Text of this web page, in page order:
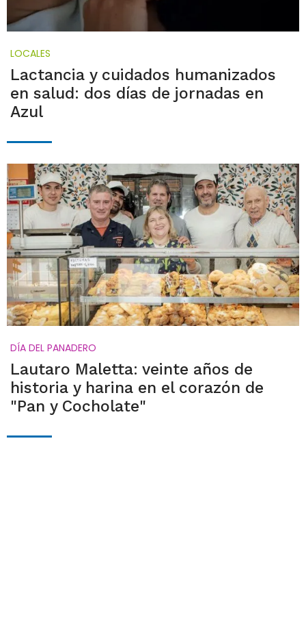
LOCALES
Lactancia y cuidados humanizados
en salud: dos días de jornadas en
Azul
DÍA DEL PANADERO
Lautaro Maletta: veinte años de
historia y harina en el corazón de
"Pan y Cocholate"